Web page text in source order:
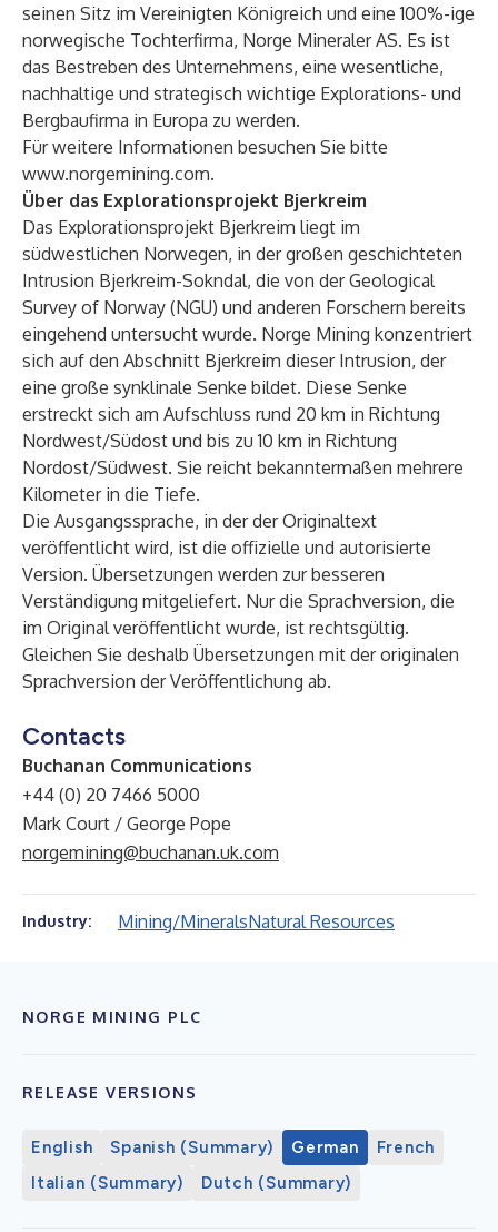
seinen Sitz im Vereinigten Königreich und eine 100%-ige
norwegische Tochterfirma, Norge Mineraler AS. Es ist
das Bestreben des Unternehmens, eine wesentliche,
nachhaltige und strategisch wichtige Explorations- und
Bergbaufirma in Europa zu werden.
Für weitere Informationen besuchen Sie bitte
www.norgemining.com.
Über das Explorationsprojekt Bjerkreim
Das Explorationsprojekt Bjerkreim liegt im
südwestlichen Norwegen, in der großen geschichteten
Intrusion Bjerkreim-Sokndal, die von der Geological
Survey of Norway (NGU) und anderen Forschern bereits
eingehend untersucht wurde. Norge Mining konzentriert
sich auf den Abschnitt Bjerkreim dieser Intrusion, der
eine große synklinale Senke bildet. Diese Senke
erstreckt sich am Aufschluss rund 20 km in Richtung
Nordwest/Südost und bis zu 10 km in Richtung
Nordost/Südwest. Sie reicht bekanntermaßen mehrere
Kilometer in die Tiefe.
Die Ausgangssprache, in der der Originaltext
veröffentlicht wird, ist die offizielle und autorisierte
Version. Übersetzungen werden zur besseren
Verständigung mitgeliefert. Nur die Sprachversion, die
im Original veröffentlicht wurde, ist rechtsgültig.
Gleichen Sie deshalb Übersetzungen mit der originalen
Sprachversion der Veröffentlichung ab.
Contacts
Buchanan Communications
+44 (0) 20 7466 5000
Mark Court / George Pope
norgemining@buchanan.uk.com
Industry: Mining/MineralsNatural Resources
NORGE MINING PLC
RELEASE VERSIONS
English Spanish (Summary) German
French
Italian (Summary)
Dutch (Summary)